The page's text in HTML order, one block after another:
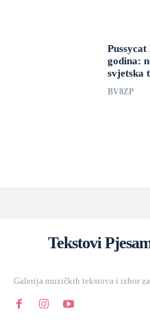
godina:
svjetska
BV8ZP
Tekstovi
Galerija muzičkih tekstova i izbor